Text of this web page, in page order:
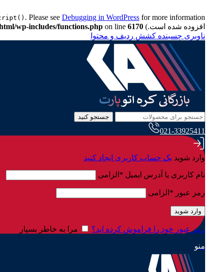
. Please see Debugging in WordPress
افزوده شده است.) in
wp-includes/functions.php on line 6170
ناوبری چسبنده کشش ردیف و محتوا
جستجو کنید
021-33925411
وارد شوید یک حساب کاربری ایجاد کنید
نام کاربری یا آدرس ایمیل * الزامی
رمز عبور * الزامی
وارد شوید
رمز عبور خود را فراموش کرده اید؟ مرا به خاطر بسپار
منو